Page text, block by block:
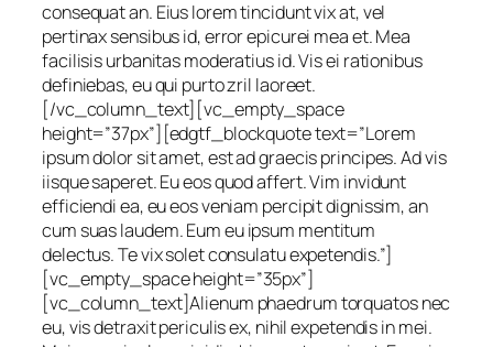
consequat an. Eius lorem tincidunt vix at, vel
pertinax sensibus id, error epicurei mea et. Mea
facilisis urbanitas moderatius id. Vis ei rationibus
definiebas, eu qui purto zril laoreet.
[/vc_column_text][vc_empty_space
height=”37px”][edgtf_blockquote text=”Lorem
ipsum dolor sit amet, est ad graecis principes. Ad vis
iisque saperet. Eu eos quod affert. Vim invidunt
efficiendi ea, eu eos veniam percipit dignissim, an
cum suas laudem. Eum eu ipsum mentitum
delectus. Te vix solet consulatu expetendis.”]
[vc_empty_space height=”35px”]
[vc_column_text]Alienum phaedrum torquatos nec
eu, vis detraxit periculis ex, nihil expetendis in mei.